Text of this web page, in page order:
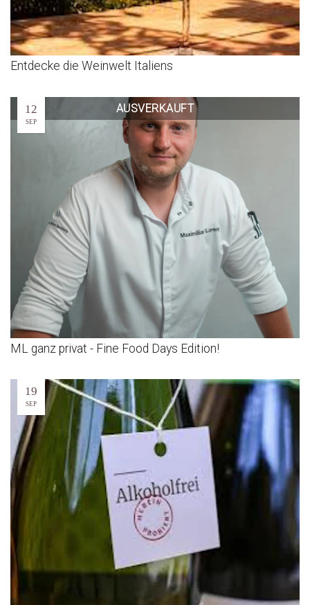
Entdecke die Weinwelt Italiens
12
SEP
ML ganz privat - Fine Food Days Edition!
AUSVERKAUFT
19
SEP